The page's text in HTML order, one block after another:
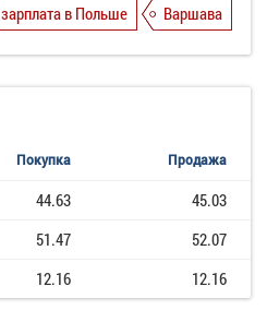
зарплата в Польше Варшава
Покупка Продажа
44.63
45.03
51.47
52.07
12.16 12.16